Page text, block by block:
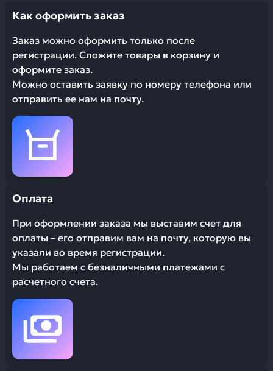
Как оформить заказ
Заказ можно оформить только после
регистрации. Сложите товары в корзину и
оформите заказ.
Можно оставить заявку по номеру телефона или
отправить ее нам на почту.
Оплата
При оформлении заказа мы выставим счет для
оплаты – его отправим вам на почту, которую вы
указали во время регистрации.
Мы работаем с безналичными платежами с
расчетного счета.